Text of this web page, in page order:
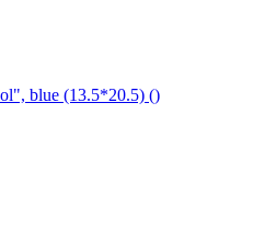
blue (13.5*20.5) ()